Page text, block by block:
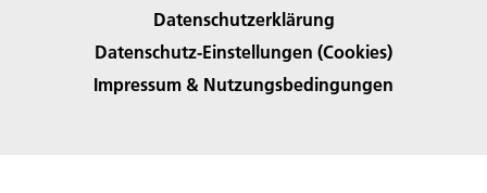
Datenschutzerklärung
Datenschutz-Einstellungen (Cookies)
Impressum & Nutzungsbedingungen